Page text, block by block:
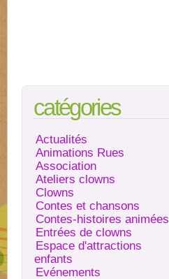
catégories
Actualités
Animations Rues
Association
Ateliers clowns
Clowns
Contes et chansons
Contes-histoires animées
Entrées de clowns
Espace d'attractions
enfants
Evénements